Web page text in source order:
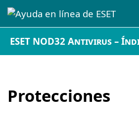
ESET NOD32 Antivirus –
Protecciones